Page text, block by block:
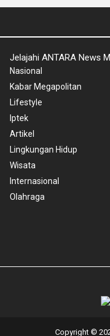
Jelajahi ANTARA News
Nasional
Kabar Megapolitan
Lifestyle
Iptek
Artikel
Lingkungan Hidup
Wisata
Internasional
Olahraga
Copyright ©